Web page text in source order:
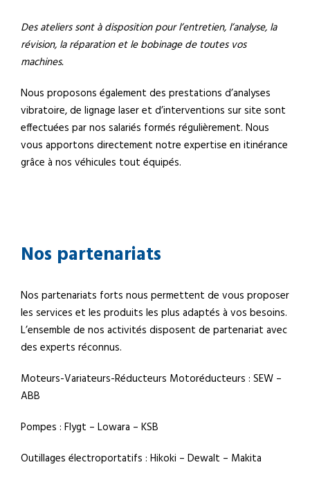
Des ateliers sont à disposition pour l’entretien, l’analyse, la
révision, la réparation et le bobinage de toutes vos
machines.
Nous proposons également des prestations d’analyses
vibratoire, de lignage laser et d’interventions sur site sont
effectuées par nos salariés formés régulièrement. Nous
vous apportons directement notre expertise en itinérance
grâce à nos véhicules tout équipés.
Nos partenariats
Nos partenariats forts nous permettent de vous proposer
les services et les produits les plus adaptés à vos besoins.
L’ensemble de nos activités disposent de partenariat avec
des experts réconnus.
Moteurs-Variateurs-Réducteurs Motoréducteurs : SEW –
ABB
Pompes : Flygt – Lowara – KSB
Outillages électroportatifs : Hikoki – Dewalt – Makita